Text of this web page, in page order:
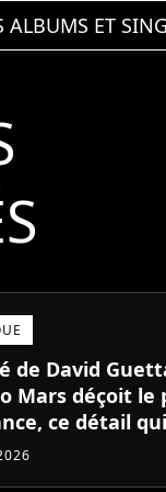
ALBUMS ET
de David
Mars déçoit le
ce détail